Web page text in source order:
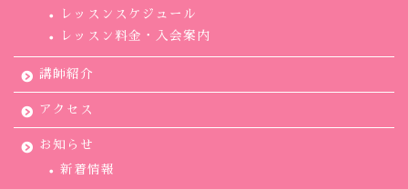
レッスンスケジュール
レッスン料金・入会案内
講師紹介
アクセス
お知らせ
新着情報